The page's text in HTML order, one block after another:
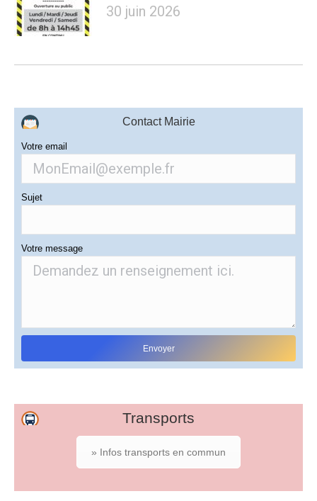
30 juin 2026
Contact Mairie
Votre email
Sujet
Votre message
Transports
» Infos transports en commun